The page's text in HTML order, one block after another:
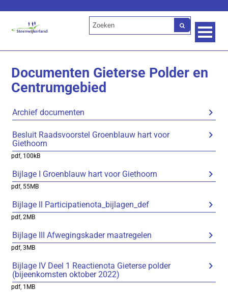
Documenten Gieterse Polder en
Centrumgebied
Archief documenten
Besluit Raadsvoorstel Groenblauw hart voor
Giethoorn
pdf, 100kB
Bijlage I Groenblauw hart voor Giethoorn
pdf, 55MB
Bijlage ll Participatienota_bijlagen_def
pdf, 2MB
Bijlage III Afwegingskader maatregelen
pdf, 3MB
Bijlage IV Deel 1 Reactienota Gieterse polder
(bijeenkomsten oktober 2022)
pdf, 1MB